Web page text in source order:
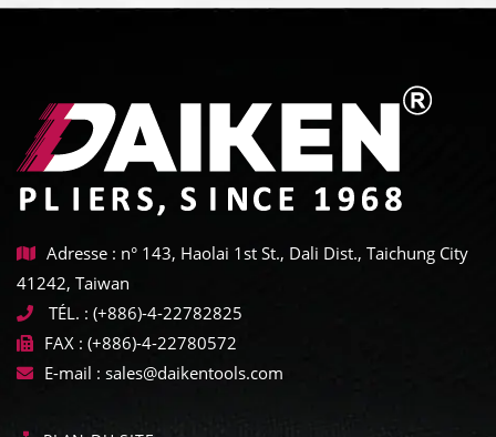
Adresse : n° 143, Haolai 1st St., Dali Dist., Taichung City
41242, Taiwan
TÉL. : (+886)-4-22782825
FAX : (+886)-4-22780572
E-mail : sales@daikentools.com